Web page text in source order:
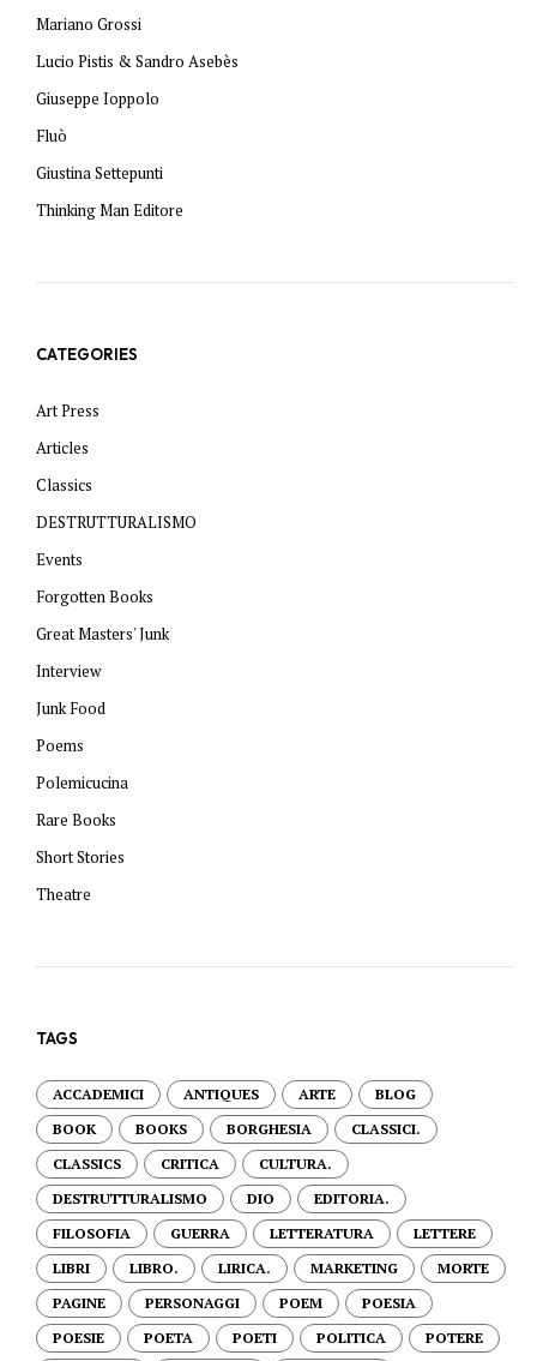
Mariano Grossi
Lucio Pistis & Sandro Asebès
Giuseppe Ioppolo
Fluò
Giustina Settepunti
Thinking Man Editore
CATEGORIES
Art Press
Articles
Classics
DESTRUTTURALISMO
Events
Forgotten Books
Great Masters' Junk
Interview
Junk Food
Poems
Polemicucina
Rare Books
Short Stories
Theatre
TAGS
ACCADEMICI ANTIQUES ARTE
BLOG
BOOK
BOOKS BORGHESIA
CLASSICI.
CLASSICS
CRITICA
CULTURA.
DESTRUTTURALISMO
DIO
EDITORIA.
FILOSOFIA
GUERRA LETTERATURA
LETTERE
LIBRI
LIBRO. LIRICA. MARKETING
MORTE
PAGINE
PERSONAGGI POEM
POESIA
POESIE
POETA POETI POLITICA
POTERE